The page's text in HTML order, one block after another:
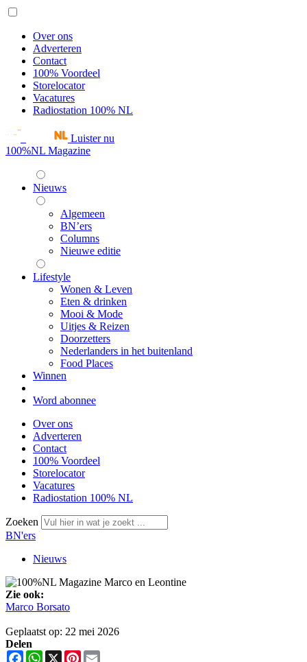
Over ons
Adverteren
Contact
100% Voordeel
Storelocator
Vacatures
Radiostation 100% NL
Luister nu
100%NL Magazine
Nieuws
Algemeen
BN’ers
Columns
Nieuwe editie
Lifestyle
Wonen & Leven
Eten & drinken
Mooi & Mode
Uitjes & Reizen
Doorzetters
Nederlanders in het buitenland
Food Places
Winnen
Word abonnee
Over ons
Adverteren
Contact
100% Voordeel
Storelocator
Vacatures
Radiostation 100% NL
Zoeken
BN'ers
Nieuws
Zie ook:
Marco Borsato
Geplaatst op: 22 mei 2026
Delen
FacebookWhatsApp
X Pinterest